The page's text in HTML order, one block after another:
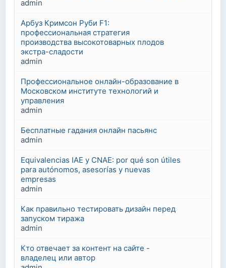
admin
Арбуз Кримсон Руби F1:
профессиональная стратегия
производства высокотоварных плодов
экстра-сладости
admin
Профессиональное онлайн-образование в
Московском институте технологий и
управления
admin
Бесплатные гадания онлайн пасьянс
admin
Equivalencias IAE y CNAE: por qué son útiles
para autónomos, asesorías y nuevas
empresas
admin
Как правильно тестировать дизайн перед
запуском тиража
admin
Кто отвечает за контент на сайте -
владелец или автор